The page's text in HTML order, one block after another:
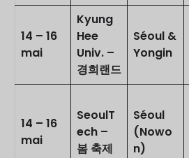
14 – 16
mai
Kyung
Hee
Univ. –
경희랜드
Séoul &
Yongin
14 – 16
mai
SeoulT
ech –
봄 축제
Séoul
(Nowo
n)